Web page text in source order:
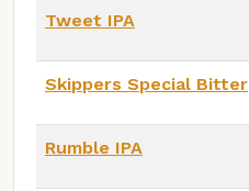
Tweet IPA
Skippers Special Bitter
Rumble IPA